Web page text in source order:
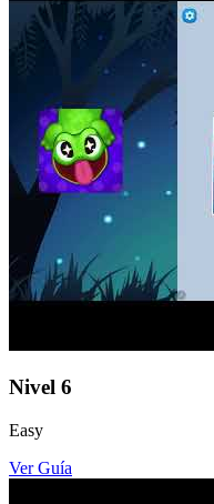
Nivel 6
Easy
Ver Guía